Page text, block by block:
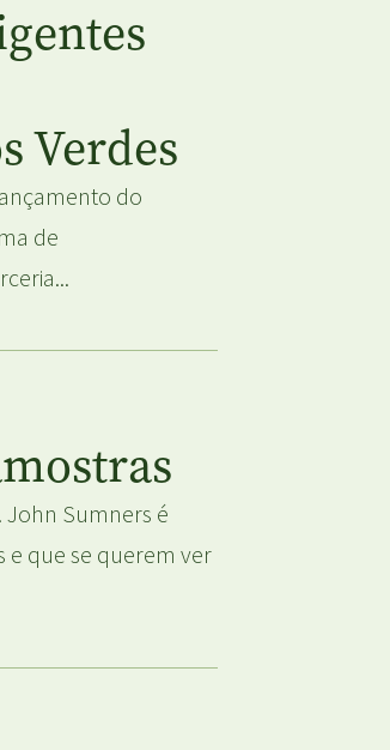
Verdes
do
de
Sumners é
que se querem ver